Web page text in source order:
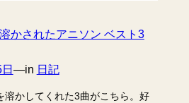
かされたアニソン ベスト3
—in 日記
溶かしてくれた3曲がこちら。好